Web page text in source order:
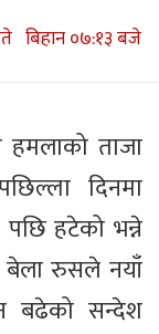
बिहान ०७:१३ बजे
ताजा
दिनमा
हटेको भन्ने
बेला रुसले नयाँ
बढेको सन्देश